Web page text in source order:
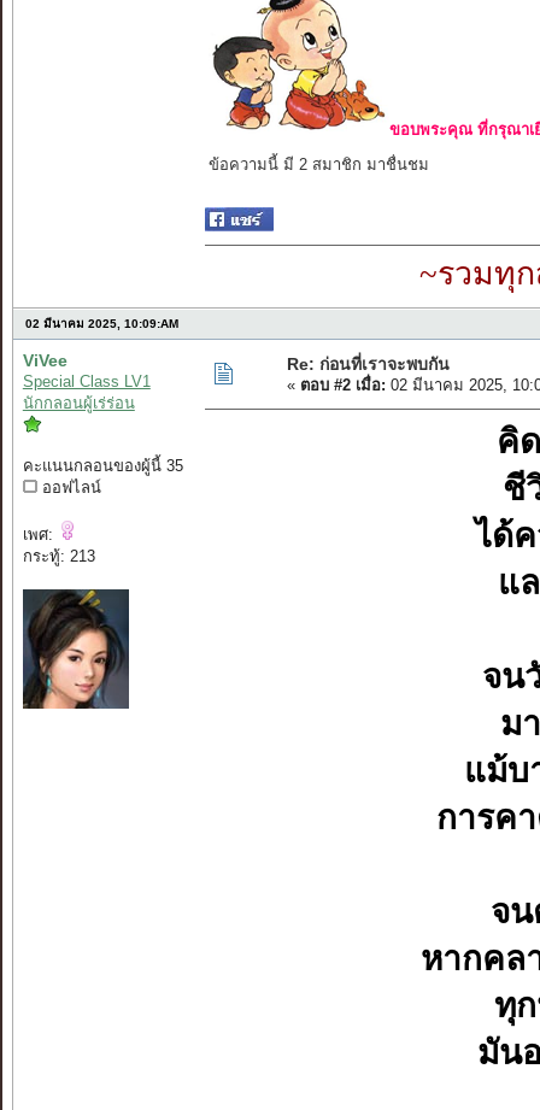
ขอบพระคุณ ที่กรุณาเ
ข้อความนี้ มี 2 สมาชิก มาชื่นชม
~รวมทุ
02 มีนาคม 2025, 10:09:AM
ViVee
Special Class LV1
นักกลอนผู้เร่ร่อน
คะแนนกลอนของผู้นี้ 35
ออฟไลน์
เพศ:
กระทู้: 213
Re: ก่อนที่เราจะพบกัน
« ตอบ #2 เมื่อ: 02 มีนาคม 2025,
คิ
ชี
ได้
แ
จน
ม
แม้บ
การค
จน
หากคล
ทุ
มัน